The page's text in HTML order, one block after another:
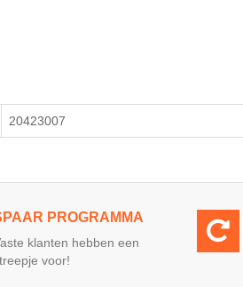
20423007
PROGRAMMA
klanten hebben een
voor!